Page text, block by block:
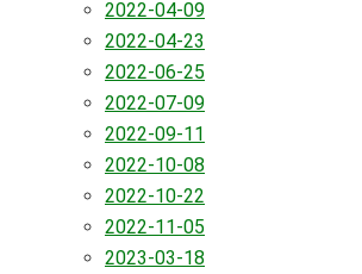
2022-04-09
2022-04-23
2022-06-25
2022-07-09
2022-09-11
2022-10-08
2022-10-22
2022-11-05
2023-03-18